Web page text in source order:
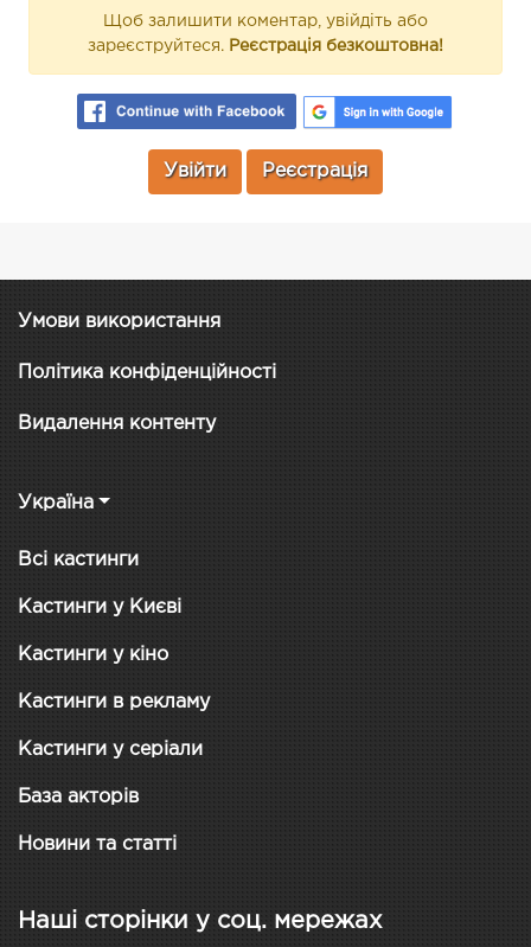
Щоб залишити коментар, увійдіть або
зареєструйтеся. Реєстрація безкоштовна!
Увійти Реєстрація
Умови використання
Політика конфіденційності
Видалення контенту
Україна
Всі кастинги
Кастинги у Києві
Кастинги у кіно
Кастинги в рекламу
Кастинги у серіали
База акторів
Новини та статті
Наші сторінки у соц. мережах